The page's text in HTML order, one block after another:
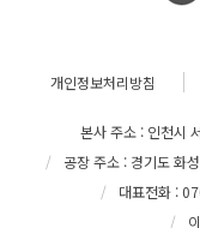
개인정보처리방침
본사 주소 : 인천시
공장 주소 : 경기도 화
대표전화 :